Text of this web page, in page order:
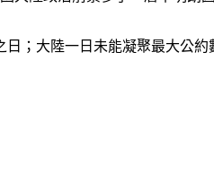
；大陸一日未能凝聚最大公